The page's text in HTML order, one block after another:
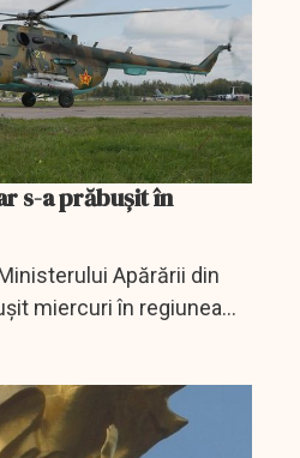
s-a prăbușit în
Apărării din
miercuri în regiunea
în apropiere de